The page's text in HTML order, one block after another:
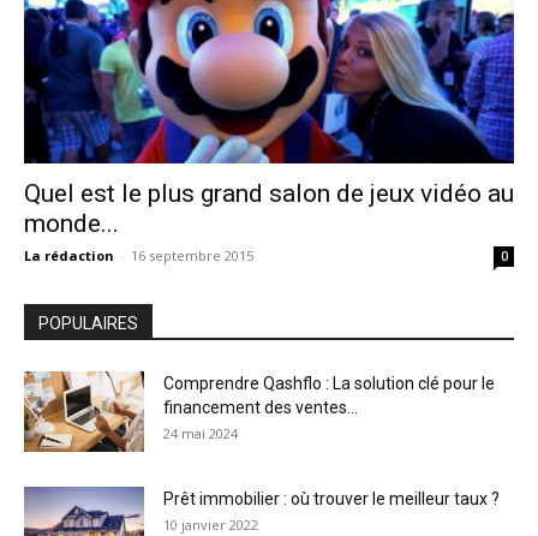
Quel est le plus grand salon de jeux vidéo au
monde...
La rédaction - 16 septembre 2015 0
POPULAIRES
Comprendre Qashflo : La solution clé pour le
financement des ventes...
24 mai 2024
Prêt immobilier : où trouver le meilleur taux ?
10 janvier 2022